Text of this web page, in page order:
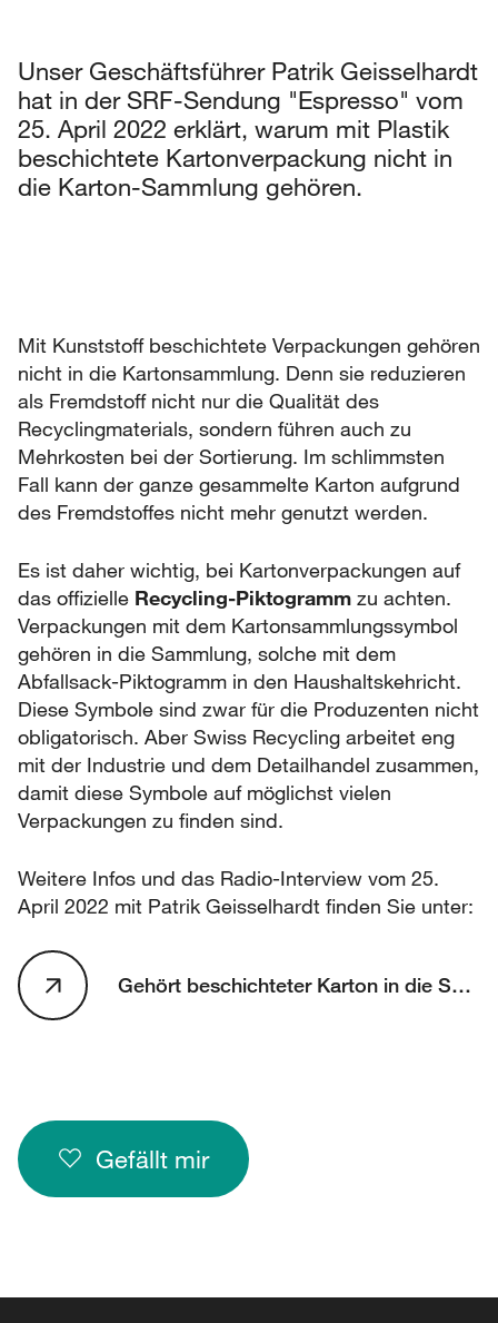
Unser Geschäftsführer Patrik Geisselhardt
hat in der SRF-Sendung "Espresso" vom
25. April 2022 erklärt, warum mit Plastik
beschichtete Kartonverpackung nicht in
die Karton-Sammlung gehören.
Mit Kunststoff beschichtete Verpackungen gehören
nicht in die Kartonsammlung. Denn sie reduzieren
als Fremdstoff nicht nur die Qualität des
Recyclingmaterials, sondern führen auch zu
Mehrkosten bei der Sortierung. Im schlimmsten
Fall kann der ganze gesammelte Karton aufgrund
des Fremdstoffes nicht mehr genutzt werden.
Es ist daher wichtig, bei Kartonverpackungen auf
das offizielle Recycling-Piktogramm zu achten.
Verpackungen mit dem Kartonsammlungssymbol
gehören in die Sammlung, solche mit dem
Abfallsack-Piktogramm in den Haushaltskehricht.
Diese Symbole sind zwar für die Produzenten nicht
obligatorisch. Aber Swiss Recycling arbeitet eng
mit der Industrie und dem Detailhandel zusammen,
damit diese Symbole auf möglichst vielen
Verpackungen zu finden sind.
Weitere Infos und das Radio-Interview vom 25.
April 2022 mit Patrik Geisselhardt finden Sie unter:
Gehört beschichteter Karton in die Sammlung oder nicht? - Kassensturz Espresso - SRF
Gefällt mir